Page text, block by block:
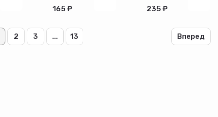
Клубника
165 ₽ 235 ₽
2 3 ... 13 Вперед